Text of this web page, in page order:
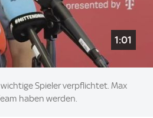
1:01
Spieler verpflichtet. Max
haben werden.